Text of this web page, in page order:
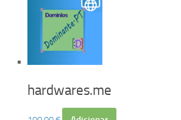
hardwares.me